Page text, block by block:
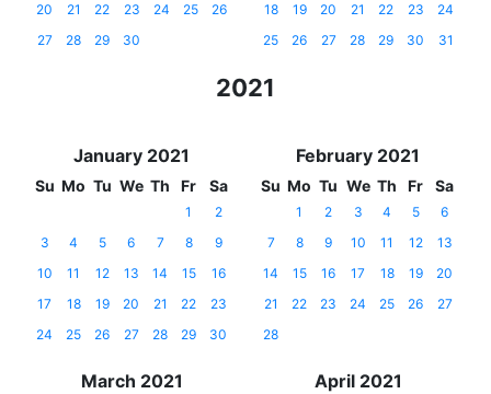
20
21 22 23 24 25
26
27
28 29 30
18
19 20 21 22 23
24
25
26 27 28 29 30 31
2021
January 2021
Su Mo Tu We Th Fr Sa
1
2
3
4 5 6 7 8
9
10
11 12 13 14 15
16
17
18 19 20 21 22
23
24
25 26 27 28 29 30
February 2021
Su Mo Tu We Th Fr Sa
1 2 3 4 5
6
7
8 9 10 11 12
13
14
15 16 17 18 19
20
21
22 23 24 25 26
27
28
March 2021 April 2021